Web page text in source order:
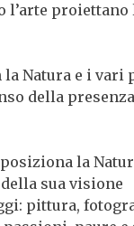
proiettano
Natura e i vari
della presenza
la
sua visione
pittura,